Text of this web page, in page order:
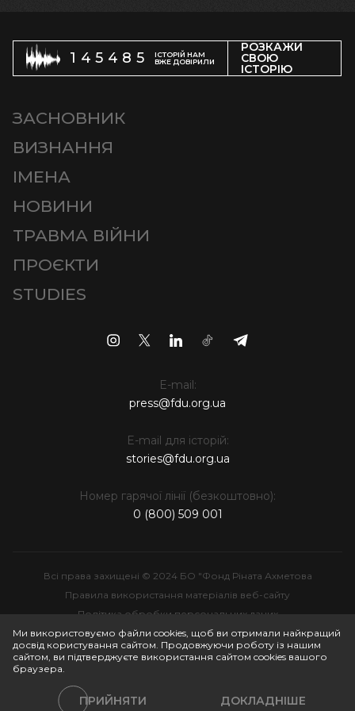
145485
ІСТОРІЙ НАМ
ВЖЕ ДОВІРИЛИ
РОЗКАЖИ
СВОЮ
ІСТОРІЮ
ЗАСНОВНИК
ВИЗНАННЯ
ІМЕНА
НОВИНИ
ТРАВМА ВІЙНИ
ПРОЄКТИ
STUDIES
E-mail:
press@fdu.org.ua
E-mail для історій:
stories@fdu.org.ua
Номер гарячої лінії (безкоштовно):
0 (800) 509 001
Всі права захищені © 2024 БО "Фонд Ріната Ахметова
Правила використання матеріалів веб-сайту
Політика обробки персональних даних
Інтелектуальна власність
Ми використовуємо файли cookies, щоб ви отримали найкращий
досвід користування сайтом. Продовжуючи роботу із нашим
сайтом, ви підтверджуєте використання сайтом cookies вашого
браузера.
ПРИЙНЯТИ ДОКЛАДНІШЕ
Політики сайту